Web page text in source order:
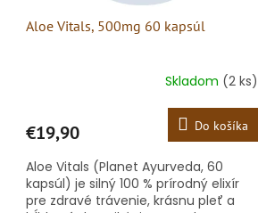
Aloe Vitals, 500mg 60 kapsúl
Skladom (2 ks)
€19,90 Do košíka
Aloe Vitals (Planet Ayurveda, 60
kapsúl) je silný 100 % prírodný elixír
pre zdravé trávenie, krásnu pleť a